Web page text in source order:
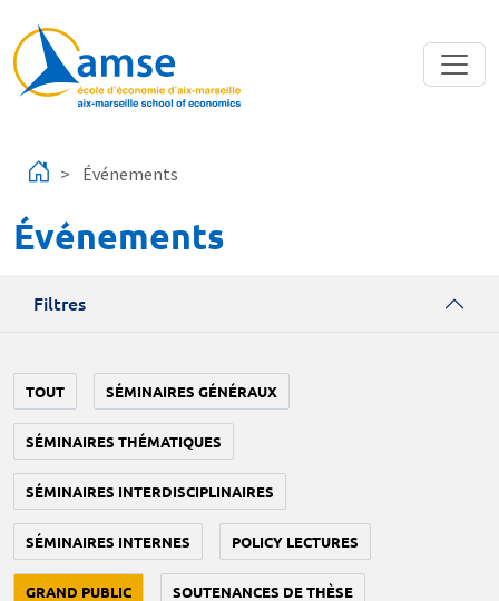
Événements
Événements
Filtres
TOUT SÉMINAIRES GÉNÉRAUX
SÉMINAIRES THÉMATIQUES
SÉMINAIRES INTERDISCIPLINAIRES
SÉMINAIRES INTERNES POLICY LECTURES
GRAND PUBLIC SOUTENANCES DE THÈSE